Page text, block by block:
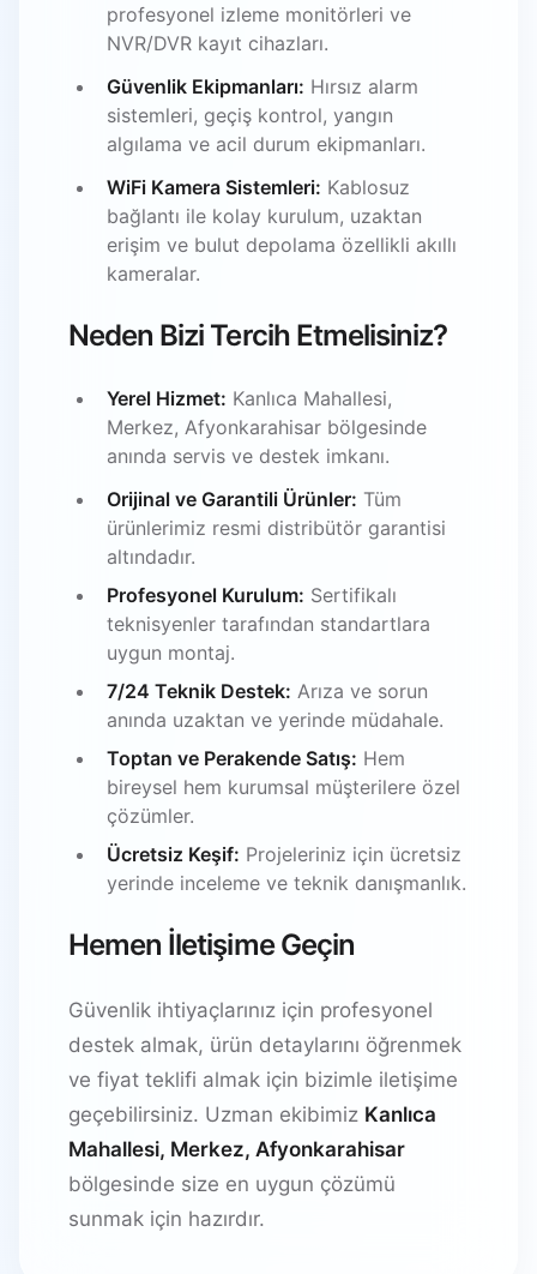
profesyonel izleme monitörleri ve
NVR/DVR kayıt cihazları.
Güvenlik Ekipmanları: Hırsız alarm
sistemleri, geçiş kontrol, yangın
algılama ve acil durum ekipmanları.
WiFi Kamera Sistemleri: Kablosuz
bağlantı ile kolay kurulum, uzaktan
erişim ve bulut depolama özellikli akıllı
kameralar.
Neden Bizi Tercih Etmelisiniz?
Yerel Hizmet: Kanlıca Mahallesi,
Merkez, Afyonkarahisar bölgesinde
anında servis ve destek imkanı.
Orijinal ve Garantili Ürünler: Tüm
ürünlerimiz resmi distribütör garantisi
altındadır.
Profesyonel Kurulum: Sertifikalı
teknisyenler tarafından standartlara
uygun montaj.
7/24 Teknik Destek: Arıza ve sorun
anında uzaktan ve yerinde müdahale.
Toptan ve Perakende Satış: Hem
bireysel hem kurumsal müşterilere özel
çözümler.
Ücretsiz Keşif: Projeleriniz için ücretsiz
yerinde inceleme ve teknik danışmanlık.
Hemen İletişime Geçin
Güvenlik ihtiyaçlarınız için profesyonel
destek almak, ürün detaylarını öğrenmek
ve fiyat teklifi almak için bizimle iletişime
geçebilirsiniz. Uzman ekibimiz Kanlıca
Mahallesi, Merkez, Afyonkarahisar
bölgesinde size en uygun çözümü
sunmak için hazırdır.